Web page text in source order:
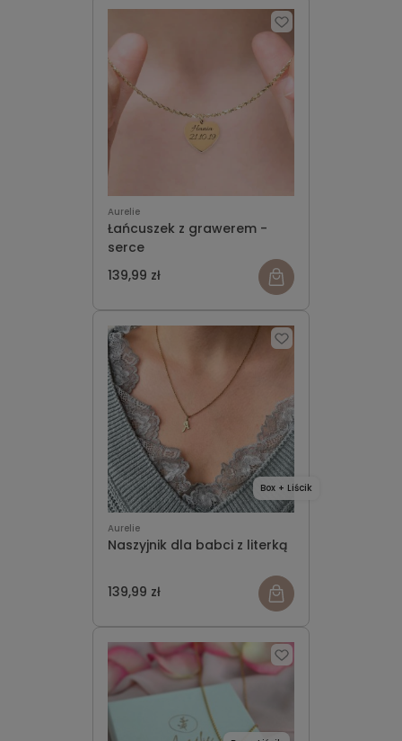
Aurelie
Łańcuszek z grawerem -
serce
139,99 zł
Aurelie
Naszyjnik dla babci z literką
139,99 zł
Box + Liścik